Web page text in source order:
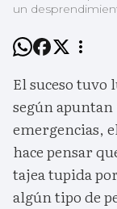
un
El suceso tuvo
según
emergencias,
hace pensar
tajea tupida
algún tipo de